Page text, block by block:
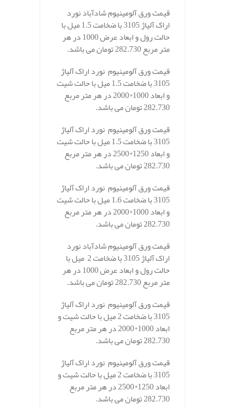
قیمت ورق آلومینیوم شادآباد نورد
اراک آلیاژ 3105 با ضخامت 1.5 میل با
حالت رول و ابعاد عرض 1000 در هر
متر مربع 282.730 تومان می باشد.
قیمت ورق آلومینیوم نورد اراک آلیاژ
3105 با ضخامت 1.5 میل با حالت شیت
و ابعاد 1000*2000 در هر متر مربع
282.730 تومان می باشد.
قیمت ورق آلومینیوم نورد اراک آلیاژ
3105 با ضخامت 1.5 میل با حالت شیت
و ابعاد 1250*2500 در هر متر مربع
282.730 تومان می باشد.
قیمت ورق آلومینیوم نورد اراک آلیاژ
3105 با ضخامت 1.6 میل با حالت شیت
و ابعاد 1000*2000 در هر متر مربع
282.730 تومان می باشد.
قیمت ورق آلومینیوم شادآباد نورد
اراک آلیاژ 3105 با ضخامت 2 میل با
حالت رول و ابعاد عرض 1000 در هر
متر مربع 282.730 تومان می باشد.
قیمت ورق آلومینیوم نورد اراک آلیاژ
3105 با ضخامت 2 میل با حالت شیت و
ابعاد 1000*2000 در هر متر مربع
282.730 تومان می باشد.
قیمت ورق آلومینیوم نورد اراک آلیاژ
3105 با ضخامت 2 میل با حالت شیت و
ابعاد 1250*2500 در هر متر مربع
282.730 تومان می باشد.